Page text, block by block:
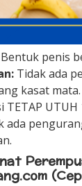
Bentuk penis
Tidak ada
kasat
UTUH
ada